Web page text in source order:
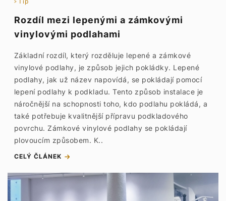
Rozdíl mezi lepenými a zámkovými
vinylovými podlahami
Základní rozdíl, který rozděluje lepené a zámkové
vinylové podlahy, je způsob jejich pokládky. Lepené
podlahy, jak už název napovídá, se pokládají pomocí
lepení podlahy k podkladu. Tento způsob instalace je
náročnější na schopnosti toho, kdo podlahu pokládá, a
také potřebuje kvalitnější přípravu podkladového
povrchu. Zámkové vinylové podlahy se pokládají
plovoucím způsobem. K..
CELÝ ČLÁNEK